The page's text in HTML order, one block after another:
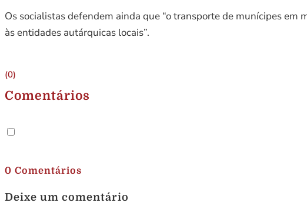
Os socialistas defendem ainda que “o transporte de munícipes em
às entidades autárquicas locais”.
(0)
Comentários
0 Comentários
Deixe um comentário